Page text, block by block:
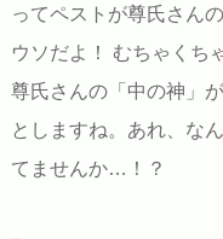
ってペストが尊氏さん
ウソだよ！ むちゃくち
尊氏さんの「中の神」
としますね。あれ、な
てませんか…！？